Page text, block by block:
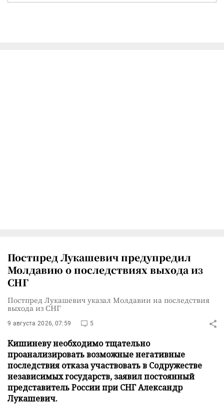
Постпред Лукашевич предупредил
Молдавию о последствиях выхода из
СНГ
Постпред Лукашевич указал Молдавии на последствия
выхода из СНГ
9 августа 2026, 07:59 5
Кишиневу необходимо тщательно
проанализировать возможные негативные
последствия отказа участвовать в Содружестве
независимых государств, заявил постоянный
представитель России при СНГ Александр
Лукашевич.